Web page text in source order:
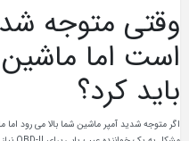
وقتی متوجه
است اما
باید کرد؟
اگر متوجه شدید آمپر ماشین شما بالا می رود